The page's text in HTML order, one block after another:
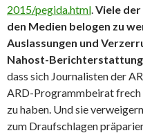
2015/pegida.html.Viele
den Medien belogen zu
Auslassungen und
Nahost-
dass sich Journalisten der
ARD-Programmbeirat frech
zu haben. Und sie
zum Draufschlagen